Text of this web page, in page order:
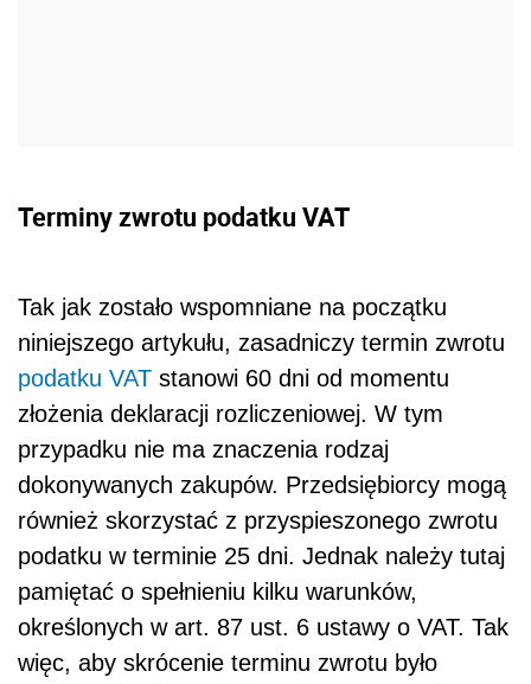
Terminy zwrotu podatku VAT
Tak jak zostało wspomniane na początku
niniejszego artykułu, zasadniczy termin zwrotu
podatku VAT stanowi 60 dni od momentu
złożenia deklaracji rozliczeniowej. W tym
przypadku nie ma znaczenia rodzaj
dokonywanych zakupów. Przedsiębiorcy mogą
również skorzystać z przyspieszonego zwrotu
podatku w terminie 25 dni. Jednak należy tutaj
pamiętać o spełnieniu kilku warunków,
określonych w art. 87 ust. 6 ustawy o VAT. Tak
więc, aby skrócenie terminu zwrotu było